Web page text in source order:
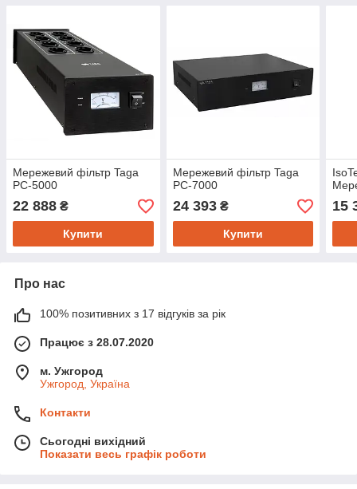
Мережевий фільтр Taga
PC-5000
22 888 ₴
Купити
Мережевий фільтр Taga
PC-7000
24 393₴
Купити
15
Про нас
100% позитивних з 17 відгуків за рік
Працює з 28.07.2020
м. Ужгород
Ужгород, Україна
Контакти
Сьогодні вихідний
Показати весь графік роботи